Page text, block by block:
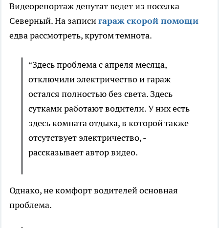
Видеорепортаж депутат ведет из поселка
Северный. На записигараж скорой помощи
едва рассмотреть, кругом темнота.
“Здесь проблема с апреля месяца,
отключили электричество и гараж
остался полностью без света. Здесь
сутками работают водители. У них есть
здесь комната отдыха, в которой также
отсутствует электричество, -
рассказывает автор видео.
Однако, не комфорт водителей основная
проблема.